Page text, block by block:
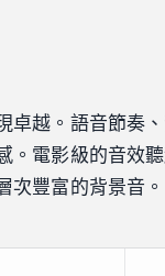
卓越。語音節奏
。電影級的音效
次豐富的背景音